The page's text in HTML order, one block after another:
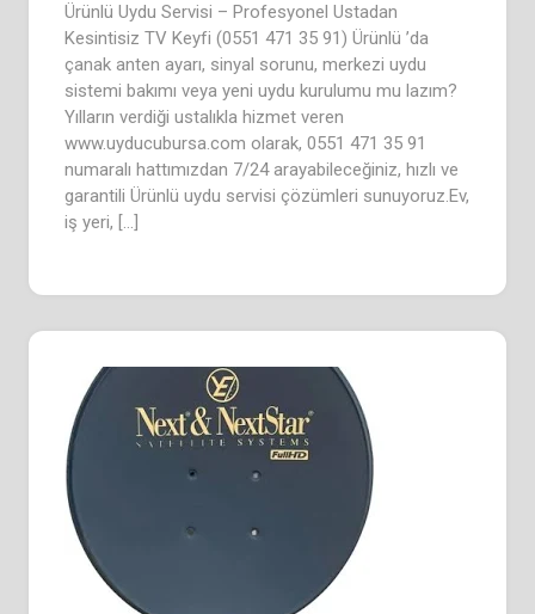
Ürünlü Uydu Servisi – Profesyonel Ustadan
Kesintisiz TV Keyfi (0551 471 35 91) Ürünlü ’da
çanak anten ayarı, sinyal sorunu, merkezi uydu
sistemi bakımı veya yeni uydu kurulumu mu lazım?
Yılların verdiği ustalıkla hizmet veren
www.uyducubursa.com olarak, 0551 471 35 91
numaralı hattımızdan 7/24 arayabileceğiniz, hızlı ve
garantili Ürünlü uydu servisi çözümleri sunuyoruz.Ev,
iş yeri, […]